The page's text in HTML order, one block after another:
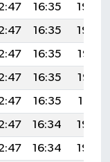
16:35
19:54
16:35
19:54
16:35
19:53
16:35
19:52
16:35
19:51
16:34
19:50
16:34
19:49